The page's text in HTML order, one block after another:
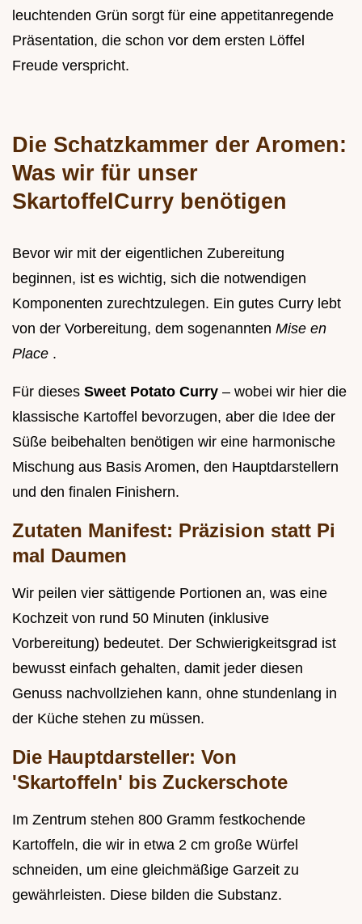
leuchtenden Grün sorgt für eine appetitanregende
Präsentation, die schon vor dem ersten Löffel
Freude verspricht.
Die Schatzkammer der Aromen:
Was wir für unser
SkartoffelCurry benötigen
Bevor wir mit der eigentlichen Zubereitung
beginnen, ist es wichtig, sich die notwendigen
Komponenten zurechtzulegen. Ein gutes Curry lebt
von der Vorbereitung, dem sogenannten Mise en
Place .
Für dieses Sweet Potato Curry – wobei wir hier die
klassische Kartoffel bevorzugen, aber die Idee der
Süße beibehalten benötigen wir eine harmonische
Mischung aus Basis Aromen, den Hauptdarstellern
und den finalen Finishern.
Zutaten Manifest: Präzision statt Pi
mal Daumen
Wir peilen vier sättigende Portionen an, was eine
Kochzeit von rund 50 Minuten (inklusive
Vorbereitung) bedeutet. Der Schwierigkeitsgrad ist
bewusst einfach gehalten, damit jeder diesen
Genuss nachvollziehen kann, ohne stundenlang in
der Küche stehen zu müssen.
Die Hauptdarsteller: Von
'Skartoffeln' bis Zuckerschote
Im Zentrum stehen 800 Gramm festkochende
Kartoffeln, die wir in etwa 2 cm große Würfel
schneiden, um eine gleichmäßige Garzeit zu
gewährleisten. Diese bilden die Substanz.